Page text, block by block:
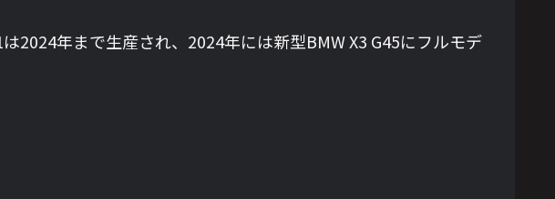
2024年まで生産され、2024年には新型BMW X3 G45にフルモデ